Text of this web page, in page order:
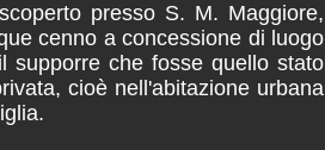
presso S. M. Maggiore,
cenno a concessione di luogo
supporre che fosse quello stato
cioè nell'abitazione urbana